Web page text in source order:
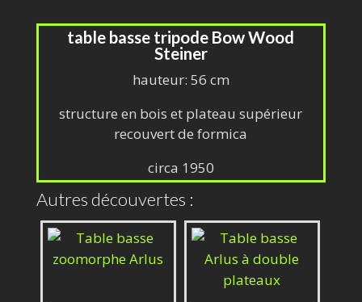
table basse tripode Bow Wood
Steiner
hauteur: 56 cm
structure en bois et plateau supérieur
recouvert de formica
circa 1950
Autres découvertes :